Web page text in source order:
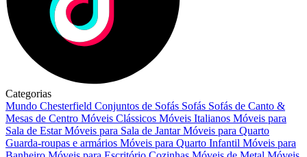
Categorias
Mundo Chesterfield Conjuntos de Sofás Sofás Sofás de Canto &
Mesas de Centro Móveis Clássicos Móveis Italianos Móveis para
Sala de EstarMóveis para Sala de JantarMóveis para Quarto
Guarda-roupas e armários Móveis para Quarto Infantil Móveis para